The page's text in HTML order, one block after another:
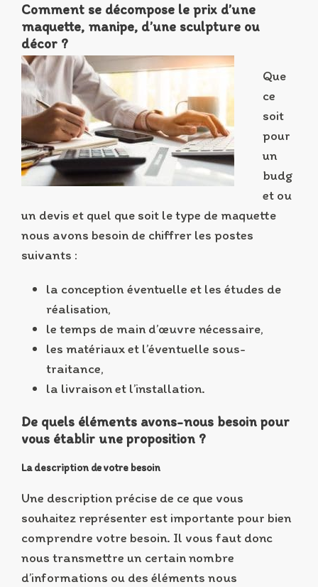
Comment se décompose le prix d’une
maquette, manipe, d’une sculpture ou
décor ?
Que
ce
soit
pour
un
budg
et ou
un devis et quel que soit le type de maquette
nous avons besoin de chiffrer les postes
suivants :
la conception éventuelle et les études de
réalisation,
le temps de main d’œuvre nécessaire,
les matériaux et l’éventuelle sous-
traitance,
la livraison et l’installation.
De quels éléments avons-nous besoin pour
vous établir une proposition ?
La description de votre besoin
Une description précise de ce que vous
souhaitez représenter est importante pour bien
comprendre votre besoin. Il vous faut donc
nous transmettre un certain nombre
d’informations ou des éléments nous